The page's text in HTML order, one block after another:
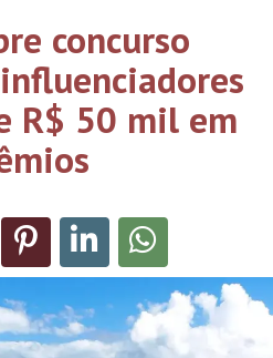
concurso
R$ 50 mil em